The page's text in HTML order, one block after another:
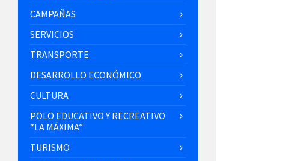
CAMPAÑAS
SERVICIOS
TRANSPORTE
DESARROLLO ECONÓMICO
CULTURA
POLO EDUCATIVO Y RECREATIVO
“LA MÁXIMA”
TURISMO